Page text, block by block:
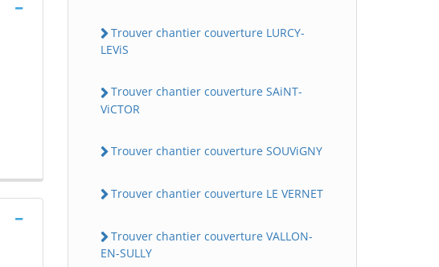
Trouver chantier couverture LURCY-
LEViS
Trouver chantier couverture SAiNT-
ViCTOR
Trouver chantier couverture SOUViGNY
Trouver chantier couverture LE VERNET
Trouver chantier couverture VALLON-
EN-SULLY